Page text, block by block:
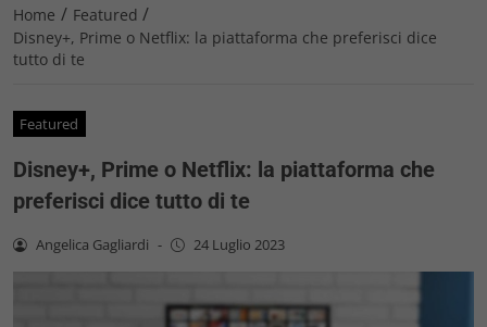
Home / Featured /
Disney+, Prime o Netflix: la piattaforma che preferisci dice
tutto di te
Featured
Disney+, Prime o Netflix: la piattaforma che
preferisci dice tutto di te
Angelica Gagliardi - 24 Luglio 2023